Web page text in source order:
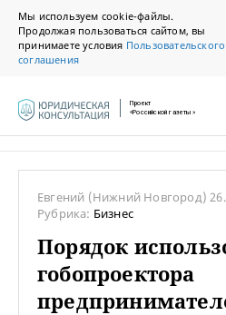
Мы используем cookie-файлы.
Продолжая пользоваться сайтом, вы
принимаете условия Пользовательского
соглашения
Проект
«Российской газеты»
Евгений (Нижний Новгород)
Рубрика: Бизнес
Порядок
гобопроектора